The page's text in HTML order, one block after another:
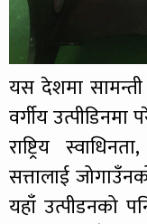
यस देशमा
वर्गीय
राष्ट्रिय
सत्तालाई
यहाँ उत्पीडनको